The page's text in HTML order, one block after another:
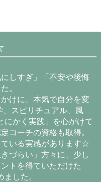
しすぎ」「不安や後悔
。
けに、本気で自分を変
、スピリチュアル、風
にかく実践」を心がけて
コーチの資格も取得。
いる実感があります☆
づらい」方々に、少し
トを得ていただけた
した。